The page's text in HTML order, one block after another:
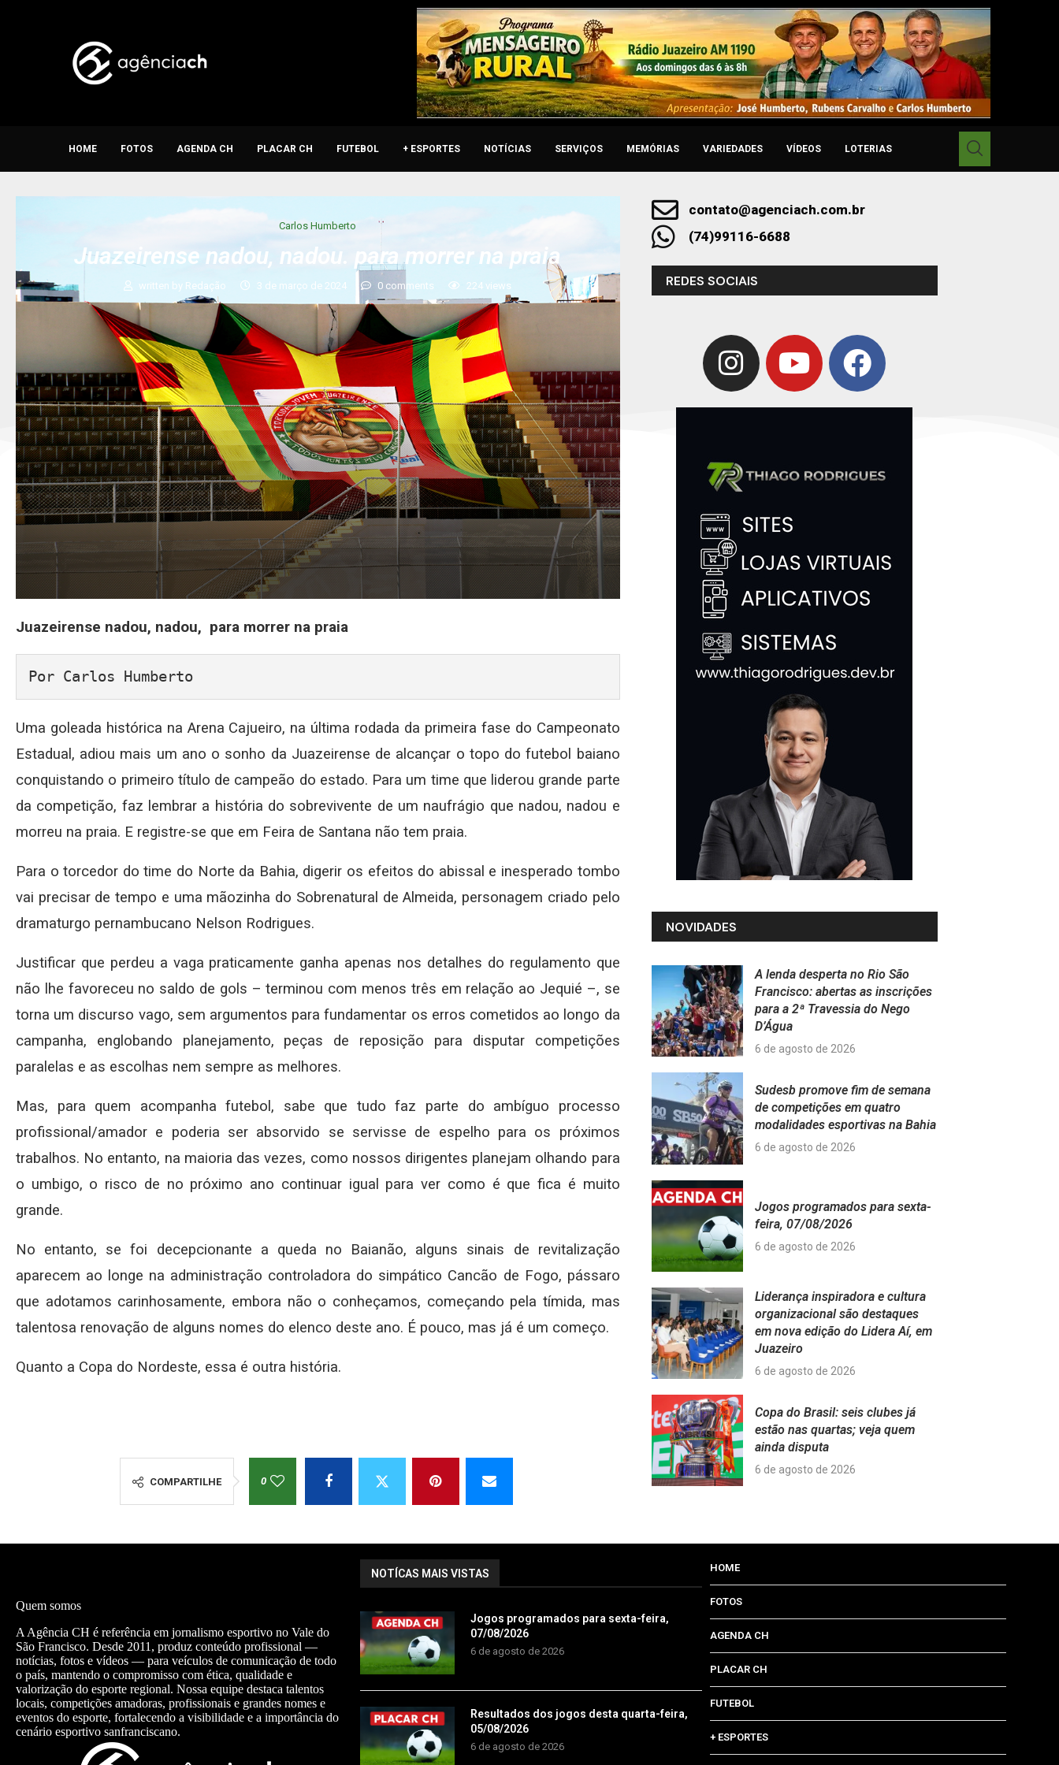
HOME FOTOS AGENDA CH PLACAR CH FUTEBOL + ESPORTES NOTÍCIAS SERVIÇOS MEMÓRIAS VARIEDADES VÍDEOS LOTERIAS
Carlos Humberto
Juazeirense nadou, nadou. para morrer na praia
written by Redação 3 de março de 2024 0 comments 224 views
Juazeirense nadou, nadou, para morrer na praia
Por Carlos Humberto
Uma goleada histórica na Arena Cajueiro, na última rodada da primeira fase do Campeonato
Estadual, adiou mais um ano o sonho da Juazeirense de alcançar o topo do futebol baiano
conquistando o primeiro título de campeão do estado. Para um time que liderou grande parte
da competição, faz lembrar a história do sobrevivente de um naufrágio que nadou, nadou e
morreu na praia. E registre-se que em Feira de Santana não tem praia.
Para o torcedor do time do Norte da Bahia, digerir os efeitos do abissal e inesperado tombo
vai precisar de tempo e uma mãozinha do Sobrenatural de Almeida, personagem criado pelo
dramaturgo pernambucano Nelson Rodrigues.
Justificar que perdeu a vaga praticamente ganha apenas nos detalhes do regulamento que
não lhe favoreceu no saldo de gols – terminou com menos três em relação ao Jequié –, se
torna um discurso vago, sem argumentos para fundamentar os erros cometidos ao longo da
campanha, englobando planejamento, peças de reposição para disputar competições
paralelas e as escolhas nem sempre as melhores.
Mas, para quem acompanha futebol, sabe que tudo faz parte do ambíguo processo
profissional/amador e poderia ser absorvido se servisse de espelho para os próximos
trabalhos. No entanto, na maioria das vezes, como nossos dirigentes planejam olhando para
o umbigo, o risco de no próximo ano continuar igual para ver como é que fica é muito
grande.
No entanto, se foi decepcionante a queda no Baianão, alguns sinais de revitalização
aparecem ao longe na administração controladora do simpático Cancão de Fogo, pássaro
que adotamos carinhosamente, embora não o conheçamos, começando pela tímida, mas
talentosa renovação de alguns nomes do elenco deste ano. É pouco, mas já é um começo.
Quanto a Copa do Nordeste, essa é outra história.
COMPARTILHE 0
contato@agenciach.com.br
(74)99116-6688
REDES SOCIAIS
NOVIDADES
A lenda desperta no Rio São
Francisco: abertas as inscrições
para a 2ª Travessia do Nego
D’Água
6 de agosto de 2026
Sudesb promove fim de semana
de competições em quatro
modalidades esportivas na Bahia
6 de agosto de 2026
Jogos programados para sexta-
feira, 07/08/2026
6 de agosto de 2026
Liderança inspiradora e cultura
organizacional são destaques
em nova edição do Lidera Aí, em
Juazeiro
6 de agosto de 2026
Copa do Brasil: seis clubes já
estão nas quartas; veja quem
ainda disputa
6 de agosto de 2026
Quem somos
A Agência CH é referência em jornalismo esportivo no Vale do
São Francisco. Desde 2011, produz conteúdo profissional —
notícias, fotos e vídeos — para veículos de comunicação de todo
o país, mantendo o compromisso com ética, qualidade e
valorização do esporte regional. Nossa equipe destaca talentos
locais, competições amadoras, profissionais e grandes nomes e
eventos do esporte, fortalecendo a visibilidade e a importância do
cenário esportivo sanfranciscano.
NOTÍCAS MAIS VISTAS
Jogos programados para sexta-feira,
07/08/2026
6 de agosto de 2026
Resultados dos jogos desta quarta-feira,
05/08/2026
6 de agosto de 2026
HOME
FOTOS
AGENDA CH
PLACAR CH
FUTEBOL
+ ESPORTES